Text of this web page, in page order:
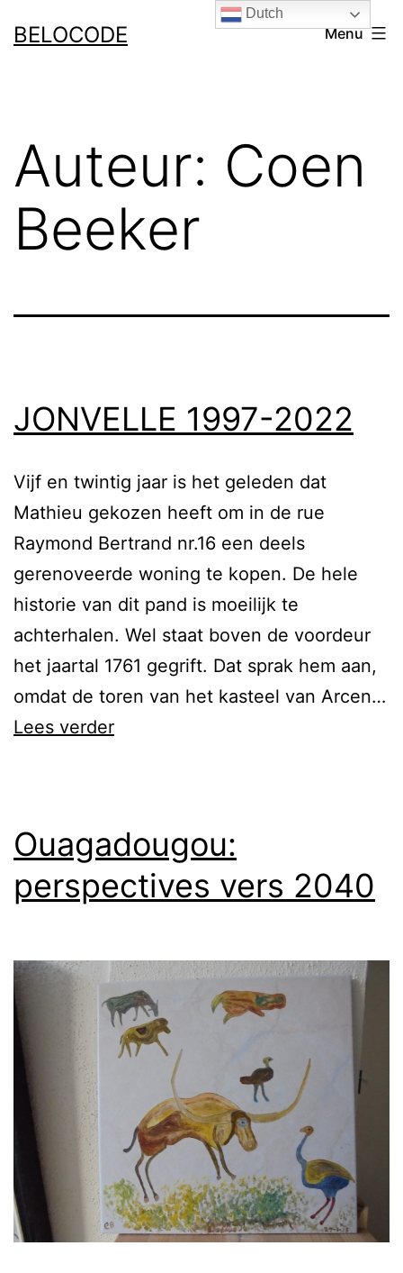
naar
BELOCODE Menu
Auteur: Coen
Beeker
JONVELLE 1997-2022
Vijf en twintig jaar is het geleden dat
Mathieu gekozen heeft om in de rue
Raymond Bertrand nr.16 een deels
gerenoveerde woning te kopen. De hele
historie van dit pand is moeilijk te
achterhalen. Wel staat boven de voordeur
het jaartal 1761 gegrift. Dat sprak hem aan,
omdat de toren van het kasteel van Arcen…
Lees verderJONVELLE
Ouagadougou:
perspectives vers 2040
Dutch